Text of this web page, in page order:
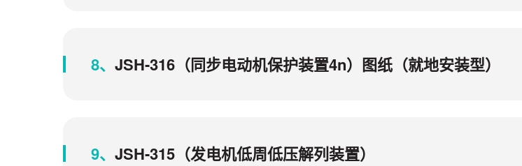
8、 JSH-316（同步电动机保护装置4n）图纸（就地安装型）
9、 JSH-315（发电机低周低压解列装置）